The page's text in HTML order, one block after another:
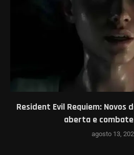
Resident Evil Requiem: Novos
aberta e
agosto 13,